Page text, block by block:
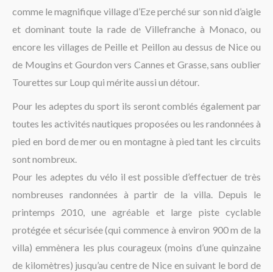
comme le magnifique village d’Eze perché sur son nid d’aigle
et dominant toute la rade de Villefranche à Monaco, ou
encore les villages de Peille et Peillon au dessus de Nice ou
de Mougins et Gourdon vers Cannes et Grasse, sans oublier
Tourettes sur Loup qui mérite aussi un détour.
Pour les adeptes du sport ils seront comblés également par
toutes les activités nautiques proposées ou les randonnées à
pied en bord de mer ou en montagne à pied tant les circuits
sont nombreux.
Pour les adeptes du vélo il est possible d’effectuer de très
nombreuses randonnées à partir de la villa. Depuis le
printemps 2010, une agréable et large piste cyclable
protégée et sécurisée (qui commence à environ 900 m de la
villa) emmènera les plus courageux (moins d’une quinzaine
de kilomètres) jusqu’au centre de Nice en suivant le bord de